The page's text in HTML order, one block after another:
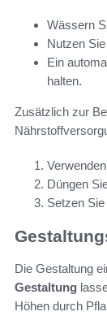
Wässern
Nutzen
Ein
halten.
Zusätzlich zur
Düngen
Setzen
Die Gestaltung
Gestaltung
Höhen durch